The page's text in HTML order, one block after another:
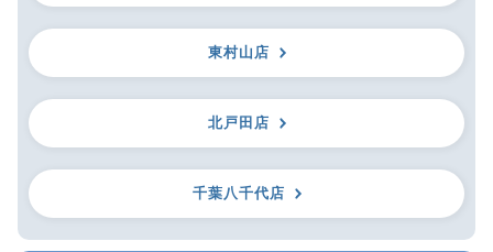
東村山店
北戸田店
千葉八千代店